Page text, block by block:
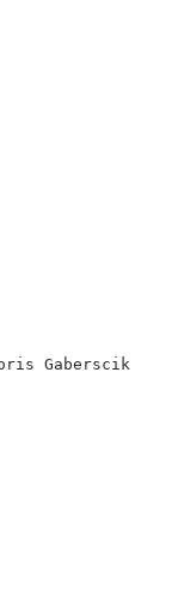
Gaberscik